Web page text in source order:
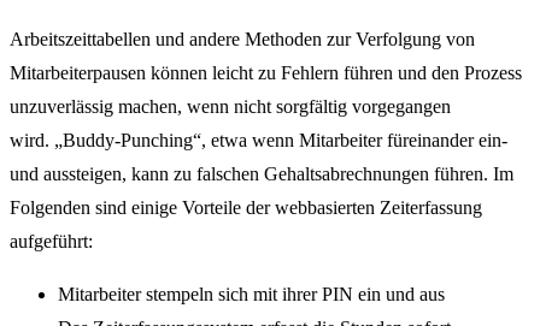
Arbeitszeittabellen und andere Methoden zur Verfolgung von
Mitarbeiterpausen können leicht zu Fehlern führen und den Prozess
unzuverlässig machen, wenn nicht sorgfältig vorgegangen
wird. „Buddy-Punching“, etwa wenn Mitarbeiter füreinander ein-
und aussteigen, kann zu falschen Gehaltsabrechnungen führen. Im
Folgenden sind einige Vorteile der webbasierten Zeiterfassung
aufgeführt:
Mitarbeiter stempeln sich mit ihrer PIN ein und aus